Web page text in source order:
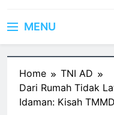
MENU
Home
TNI AD
Dari Rumah Tidak
Idaman: Kisah